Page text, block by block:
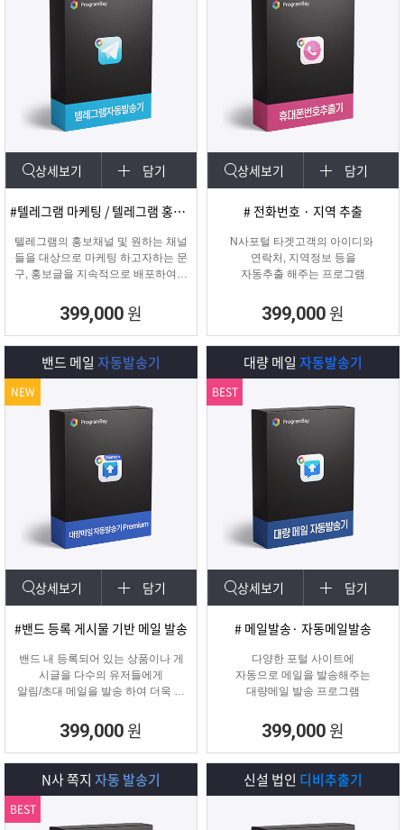
상세보기 담기
#텔레그램 마케팅 / 텔레그램 홍보글 발송
텔레그램의 홍보채널 및 원하는 채널
들을 대상으로 마케팅 하고자하는 문
구, 홍보글을 지속적으로 배포하여주
399,000 원
상세보기 담기
# 전화번호 · 지역 추출
N사포털 타겟고객의 아이디와
연락처, 지역정보 등을
자동추출 해주는 프로그램
399,000 원
밴드 메일 자동발송기
상세보기 담기
#밴드 등록 게시물 기반 메일 발송
밴드 내 등록되어 있는 상품이나 게
시글을 다수의 유저들에게
알림/초대 메일을 발송 하여 더욱 효
프로그램입니다.
399,000 원
NEW
대량 메일 자동발송기
상세보기 담기
# 메일발송· 자동메일발송
다양한 포털 사이트에
자동으로 메일을 발송해주는
대량메일 발송 프로그램
399,000 원
BEST
N사 쪽지 자동 발송기
BEST
신설 법인 디비추출기